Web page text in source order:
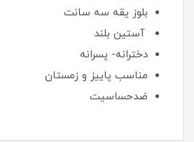
بلوز یقه سه سانت
آستین بلند
دخترانه- پسرانه
مناسب پاییز و زمستان
ضدحساسیت